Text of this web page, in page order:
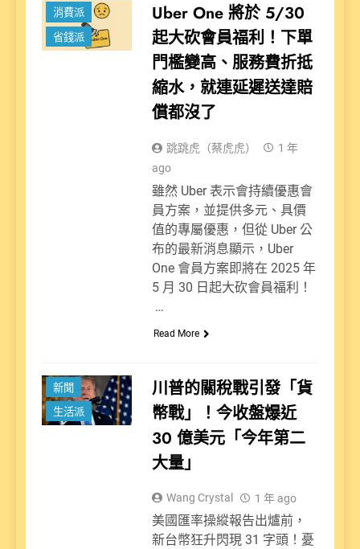
消費派
省錢派
Uber One 將於 5/30
起大砍會員福利！下單
門檻變高、服務費折抵
縮水，就連延遲送達賠
償都沒了
跳跳虎（蔡虎虎）
1 年
ago
雖然 Uber 表示會持續優惠會
員方案，並提供多元、具價
值的專屬優惠，但從 Uber 公
布的最新消息顯示，Uber
One 會員方案即將在 2025 年
5 月 30 日起大砍會員福利！
…
Read More
新聞
生活派
川普的關稅戰引發「貨
幣戰」！今收盤爆近
30 億美元「今年第二
大量」
Wang Crystal 1 年 ago
美國匯率操縱報告出爐前，
新台幣狂升閃現 31 字頭！憂